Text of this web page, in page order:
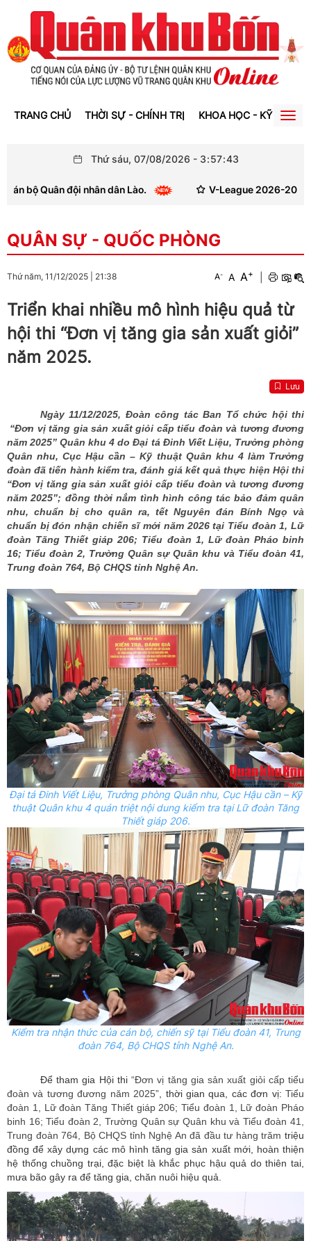
TRANG CHỦ THỜI SỰ - CHÍNH TRỊ KHOA HỌC - KỸ THUẬT
Thứ sáu, 07/08/2026 - 3:57:44
nhân dân Lào. V-League 2026-2027 thay đổi quy
QUÂN SỰ - QUỐC PHÒNG
Thứ năm, 11/12/2025 21:38 A- A A+
Triển khai nhiều mô hình hiệu quả từ
hội thi “Đơn vị tăng gia sản xuất giỏi”
năm 2025.
Lưu
Ngày 11/12/2025, Đoàn công tác Ban Tổ chức hội thi
“Đơn vị tăng gia sản xuất giỏi cấp tiểu đoàn và tương đương
năm 2025” Quân khu 4 do Đại tá Đinh Viết Liệu, Trưởng phòng
Quân nhu, Cục Hậu cần – Kỹ thuật Quân khu 4 làm Trưởng
đoàn đã tiến hành kiểm tra, đánh giá kết quả thực hiện Hội thi
“Đơn vị tăng gia sản xuất giỏi cấp tiểu đoàn và tương đương
năm 2025”; đồng thời nắm tình hình công tác bảo đảm quân
nhu, chuẩn bị cho quân ra, tết Nguyên đán Bính Ngọ và
chuẩn bị đón nhận chiến sĩ mới năm 2026 tại Tiểu đoàn 1, Lữ
đoàn Tăng Thiết giáp 206; Tiểu đoàn 1, Lữ đoàn Pháo binh
16; Tiểu đoàn 2, Trường Quân sự Quân khu và Tiểu đoàn 41,
Trung đoàn 764, Bộ CHQS tỉnh Nghệ An.
Đại tá Đinh Viết Liệu, Trưởng phòng Quân nhu, Cục Hậu cần – Kỹ
thuật Quân khu 4 quán triệt nội dung kiểm tra tại Lữ đoàn Tăng
Thiết giáp 206.
Kiểm tra nhận thức của cán bộ, chiến sỹ tại Tiểu đoàn 41, Trung
đoàn 764, Bộ CHQS tỉnh Nghệ An.
Để tham gia Hội thi“Đơn vị tăng gia sản xuất giỏi cấp tiểu
đoàn và tương đương năm 2025”, thời gian qua, các đơn vị:Tiểu
đoàn 1, Lữ đoàn Tăng Thiết giáp 206; Tiểu đoàn 1, Lữ đoàn Pháo
binh 16; Tiểu đoàn 2, Trường Quân sự Quân khu và Tiểu đoàn 41,
Trung đoàn 764, Bộ CHQS tỉnh Nghệ An đã đầu tư hàng trăm triệu
đồng để xây dựng các mô hình tăng gia sản xuất mới, hoàn thiện
hệ thống chuồng trại, đặc biệt là khắc phục hậu quả do thiên tai,
mưa bão gây ra để tăng gia, chăn nuôi hiệu quả.